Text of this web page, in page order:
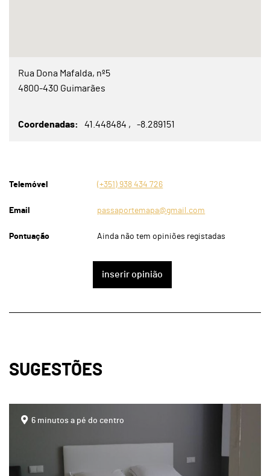
Rua Dona Mafalda, nº5
4800-430 Guimarães
Coordenadas 41.448484 -8.289151
Telemóvel (+351) 938 434 726
Email passaportemapa@gmail.com
Pontuação Ainda não tem opiniões registadas
inserir opinião
SUGESTÕES
6 minutos a pé do centro